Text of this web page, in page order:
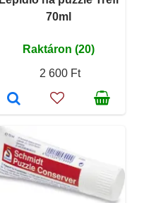
70ml
Raktáron (20)
2 600 Ft